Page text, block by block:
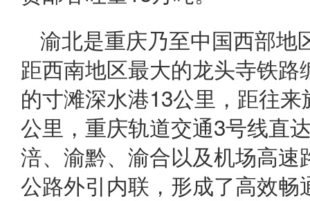
渝北是重庆乃至中国西部地
距西南地区最大的龙头寺铁
的寸滩深水港13公里，距往
公里， 重庆轨道交通3号线直
涪、渝黔、渝合以及机场高
公路外引内联，形成了高效畅